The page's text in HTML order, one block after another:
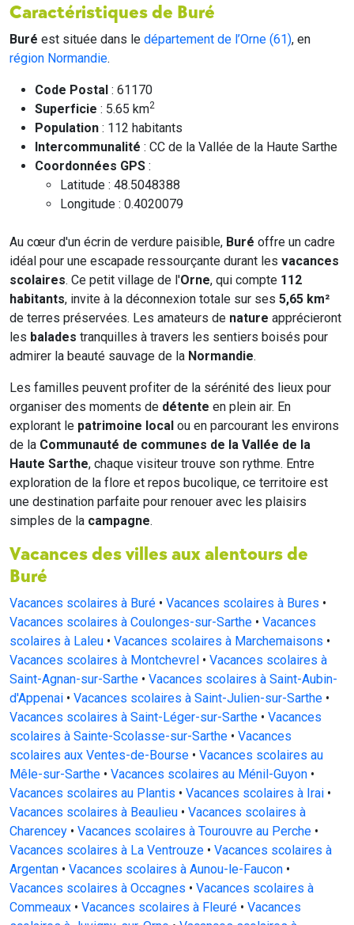
Caractéristiques de Buré
Buré est située dans le département de l’Orne (61), en
région Normandie.
Code Postal : 61170
Superficie : 5.65 km2
Population : 112 habitants
Intercommunalité : CC de la Vallée de la Haute Sarthe
Coordonnées GPS :
Latitude : 48.5048388
Longitude : 0.4020079
Au cœur d'un écrin de verdure paisible, Buré offre un cadre
idéal pour une escapade ressourçante durant les vacances
scolaires. Ce petit village de l'Orne, qui compte 112
habitants, invite à la déconnexion totale sur ses 5,65 km²
de terres préservées. Les amateurs de nature apprécieront
les balades tranquilles à travers les sentiers boisés pour
admirer la beauté sauvage de la Normandie.
Les familles peuvent profiter de la sérénité des lieux pour
organiser des moments de détente en plein air. En
explorant le patrimoine local ou en parcourant les environs
de la Communauté de communes de la Vallée de la
Haute Sarthe, chaque visiteur trouve son rythme. Entre
exploration de la flore et repos bucolique, ce territoire est
une destination parfaite pour renouer avec les plaisirs
simples de la campagne.
Vacances des villes aux alentours de
Buré
Vacances scolaires à Buré • Vacances scolaires à Bures •
Vacances scolaires à Coulonges-sur-Sarthe • Vacances
scolaires à Laleu • Vacances scolaires à Marchemaisons •
Vacances scolaires à Montchevrel • Vacances scolaires à
Saint-Agnan-sur-Sarthe • Vacances scolaires à Saint-Aubin-
d'Appenai • Vacances scolaires à Saint-Julien-sur-Sarthe •
Vacances scolaires à Saint-Léger-sur-Sarthe • Vacances
scolaires à Sainte-Scolasse-sur-Sarthe • Vacances
scolaires aux Ventes-de-Bourse • Vacances scolaires au
Mêle-sur-Sarthe • Vacances scolaires au Ménil-Guyon •
Vacances scolaires au Plantis • Vacances scolaires à Irai •
Vacances scolaires à Beaulieu • Vacances scolaires à
Charencey • Vacances scolaires à Tourouvre au Perche •
Vacances scolaires à La Ventrouze • Vacances scolaires à
Argentan • Vacances scolaires à Aunou-le-Faucon •
Vacances scolaires à Occagnes • Vacances scolaires à
Commeaux • Vacances scolaires à Fleuré • Vacances